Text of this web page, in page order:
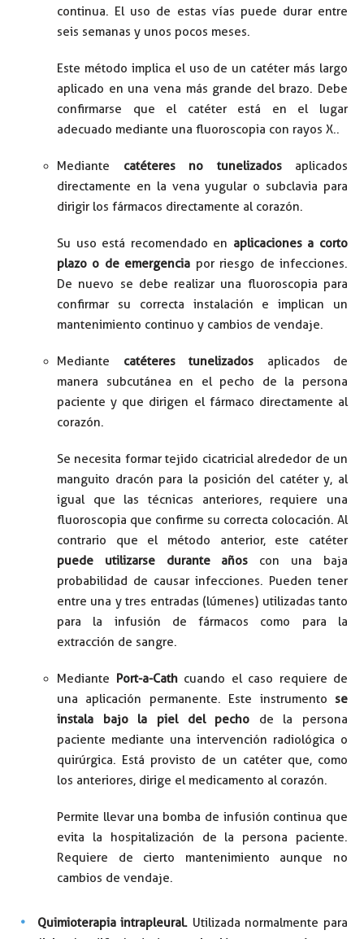
continua. El uso de estas vías puede durar entre
seis semanas y unos pocos meses.
Este método implica el uso de un catéter más largo
aplicado en una vena más grande del brazo. Debe
confirmarse que el catéter está en el lugar
adecuado mediante una fluoroscopia con rayos X..
Mediante catéteres no tunelizadosaplicados
directamente en la vena yugular o subclavia para
dirigir los fármacos directamente al corazón.
Su uso está recomendado en aplicaciones a corto
plazo o de emergencia por riesgo de infecciones.
De nuevo se debe realizar una fluoroscopia para
confirmar su correcta instalación e implican un
mantenimiento continuo y cambios de vendaje.
Mediante catéteres tunelizados aplicados de
manera subcutánea en el pecho de la persona
paciente y que dirigen el fármaco directamente al
corazón.
Se necesita formar tejido cicatricial alrededor de un
manguito dracón para la posición del catéter y, al
igual que las técnicas anteriores, requiere una
fluoroscopia que confirme su correcta colocación. Al
contrario que el método anterior, este catéter
puede utilizarse durante años con una baja
probabilidad de causar infecciones. Pueden tener
entre una y tres entradas (lúmenes) utilizadas tanto
para la infusión de fármacos como para la
extracción de sangre.
Mediante Port-a-Cathcuando el caso requiere de
una aplicación permanente. Este instrumento se
instala bajo la piel del pecho de la persona
paciente mediante una intervención radiológica o
quirúrgica. Está provisto de un catéter que, como
los anteriores, dirige el medicamento al corazón.
Permite llevar una bomba de infusión continua que
evita la hospitalización de la persona paciente.
Requiere de cierto mantenimiento aunque no
cambios de vendaje.
Quimioterapia intrapleural. Utilizada normalmente para